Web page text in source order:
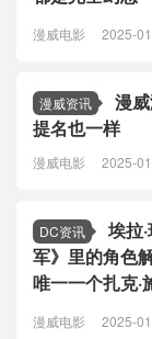
漫威电影 2025-
漫威资讯
漫
提名也一样
漫威电影 2025-
DC资讯
埃拉
军》里的角色
唯一一个扎克·
漫威电影 2025-